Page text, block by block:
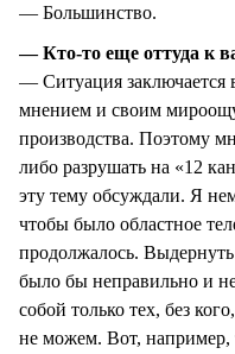
— Большинство.
— Кто-то еще оттуда к
— Ситуация
мнением и своим
производства. Поэтому
либо разрушать на «12
эту тему обсуждали. Я
чтобы было областное
продолжалось.
было бы неправильно и
собой только тех, без
не можем. Вот, например,